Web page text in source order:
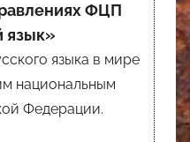
ФЦП
язык»
языка в мире
национальным
Федерации.